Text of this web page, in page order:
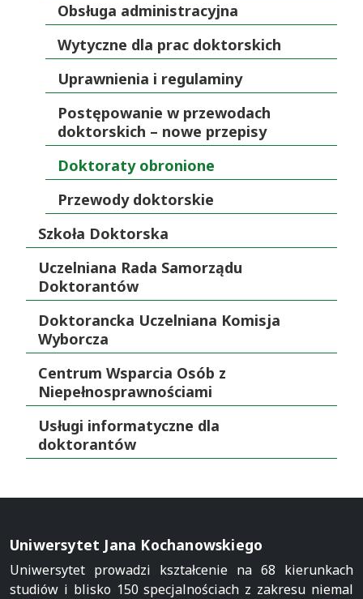
Obsługa administracyjna
Wytyczne dla prac doktorskich
Uprawnienia i regulaminy
Postępowanie w przewodach
doktorskich – nowe przepisy
Doktoraty obronione
Przewody doktorskie
Szkoła Doktorska
Uczelniana Rada Samorządu
Doktorantów
Doktorancka Uczelniana Komisja
Wyborcza
Centrum Wsparcia Osób z
Niepełnosprawnościami
Usługi informatyczne dla
doktorantów
Uniwersytet Jana Kochanowskiego
Uniwersytet prowadzi kształcenie na 68 kierunkach
studiów i blisko 150 specjalnościach z zakresu niemal